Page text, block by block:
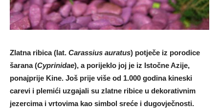
Zlatna ribica (lat. Carassius auratus) potječe iz porodice
šarana (Cyprinidae), a porijeklo joj je iz Istočne Azije,
ponajprije Kine. Još prije više od 1.000 godina kineski
carevi i plemići uzgajali su zlatne ribice u dekorativnim
jezercima i vrtovima kao simbol sreće i dugovječnosti.